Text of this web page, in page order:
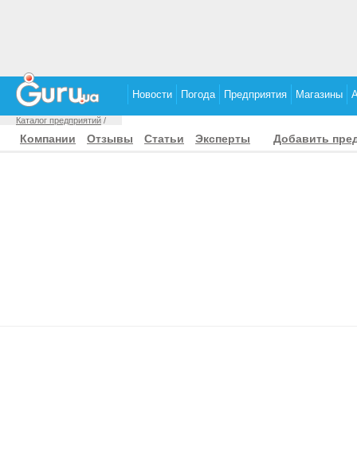
Новости Погода Предприятия Магазины
Каталог предприятий /
Компании Отзывы Статьи Эксперты Добавить